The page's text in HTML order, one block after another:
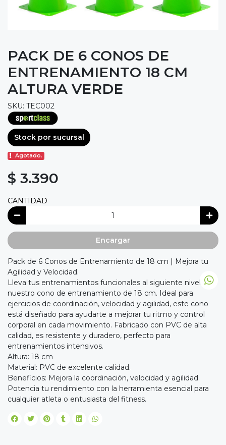
PACK DE 6 CONOS DE
ENTRENAMIENTO 18 CM
ALTURA VERDE
SKU: TEC002
Stock por sucursal
Agotado.
$ 3.390
CANTIDAD
Encargar
Pack de 6 Conos de Entrenamiento de 18 cm | Mejora tu
Agilidad y Velocidad.
Lleva tus entrenamientos funcionales al siguiente nivel con
nuestro cono de entrenamiento de 18 cm. Ideal para
ejercicios de coordinación, velocidad y agilidad, este cono
está diseñado para ayudarte a mejorar tu ritmo y control
corporal en cada movimiento. Fabricado con PVC de alta
calidad, es resistente y duradero, perfecto para
entrenamientos intensivos.
Altura: 18 cm
Material: PVC de excelente calidad.
Beneficios: Mejora la coordinación, velocidad y agilidad.
Potencia tu rendimiento con la herramienta esencial para
cualquier atleta o entusiasta del fitness.